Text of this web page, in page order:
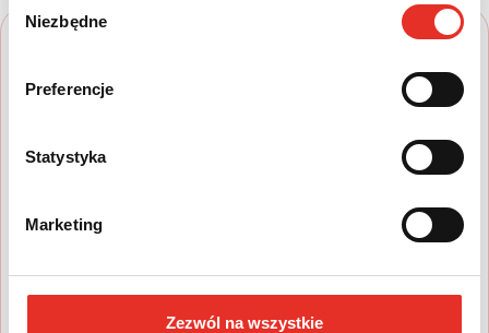
zgody
Niezbędne
Preferencje
Statystyka
Marketing
Zezwól na wszystkie
oczekiwania